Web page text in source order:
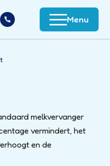
Menu
melkvervanger
vermindert, het
en de